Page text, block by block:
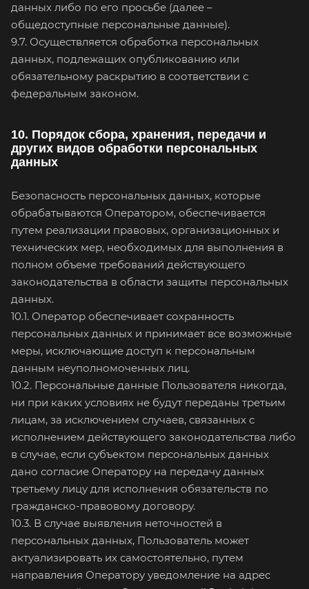
данных либо по его просьбе (далее –
общедоступные персональные данные).
9.7. Осуществляется обработка персональных
данных, подлежащих опубликованию или
обязательному раскрытию в соответствии с
федеральным законом.
10. Порядок сбора, хранения, передачи и
других видов обработки персональных
данных
Безопасность персональных данных, которые
обрабатываются Оператором, обеспечивается
путем реализации правовых, организационных и
технических мер, необходимых для выполнения в
полном объеме требований действующего
законодательства в области защиты персональных
данных.
10.1. Оператор обеспечивает сохранность
персональных данных и принимает все возможные
меры, исключающие доступ к персональным
данным неуполномоченных лиц.
10.2. Персональные данные Пользователя никогда,
ни при каких условиях не будут переданы третьим
лицам, за исключением случаев, связанных с
исполнением действующего законодательства либо
в случае, если субъектом персональных данных
дано согласие Оператору на передачу данных
третьему лицу для исполнения обязательств по
гражданско-правовому договору.
10.3. В случае выявления неточностей в
персональных данных, Пользователь может
актуализировать их самостоятельно, путем
направления Оператору уведомление на адрес